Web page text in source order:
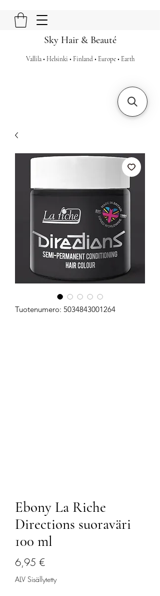
Sky Hair & Beauté
Vallila • Helsinki • Finland • Europe • Earth
Tuotenumero: 5034843001264
Ebony La Riche
Directions suoraväri
100 ml
6,95 €Hinta
ALV Sisällytetty